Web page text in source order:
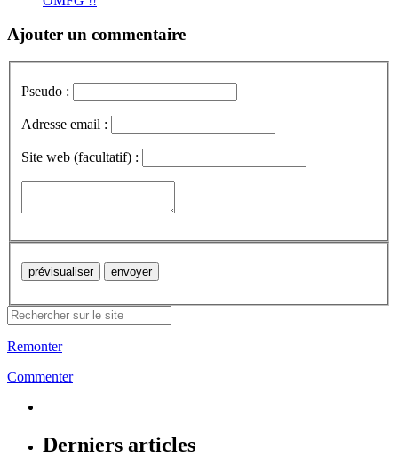
Ajouter un commentaire
Pseudo :
Adresse email :
Site web (facultatif) :
Remonter
Commenter
Derniers articles